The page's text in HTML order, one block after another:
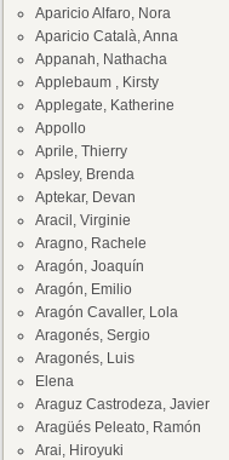
Aparicio Alfaro, Nora
Aparicio Català, Anna
Appanah, Nathacha
Applebaum , Kirsty
Applegate, Katherine
Appollo
Aprile, Thierry
Apsley, Brenda
Aptekar, Devan
Aracil, Virginie
Aragno, Rachele
Aragón, Joaquín
Aragón, Emilio
Aragón Cavaller, Lola
Aragonés, Sergio
Aragonés, Luis
Elena
Araguz Castrodeza, Javier
Aragüés Peleato, Ramón
Arai, Hiroyuki